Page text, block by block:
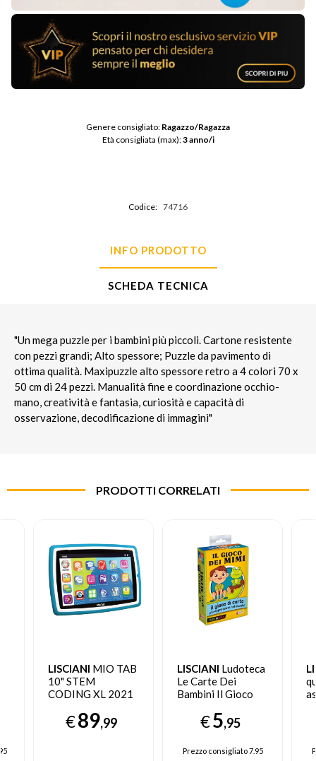
Genere consigliato: Ragazzo/Ragazza
Età consigliata (max): 3 anno/i
Codice: 74716
INFO PRODOTTO
SCHEDA TECNICA
"Un mega puzzle per i bambini più piccoli. Cartone resistente
con pezzi grandi; Alto spessore; Puzzle da pavimento di
ottima qualità. Maxipuzzle alto spessore retro a 4 colori 70 x
50 cm di 24 pezzi. Manualità fine e coordinazione occhio-
mano, creatività e fantasia, curiosità e capacità di
osservazione, decodificazione di immagini"
PRODOTTI CORRELATI
LISCIANI MIO TAB
10" STEM
CODING XL 2021
€89,99
LISCIANI Ludoteca
Le Carte Dei
Bambini Il Gioco
€5,95
Prezzo consigliato7.95